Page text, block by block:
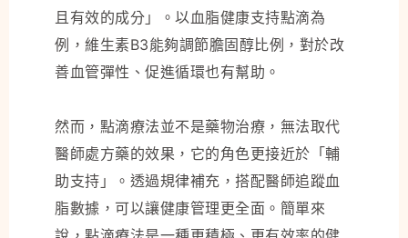
且有效的成分」。以血脂健康支持點滴為
例，維生素B3能夠調節膽固醇比例，對於改
善血管彈性、促進循環也有幫助。
然而，點滴療法並不是藥物治療，無法取代
醫師處方藥的效果，它的角色更接近於「輔
助支持」。透過規律補充，搭配醫師追蹤血
脂數據，可以讓健康管理更全面。簡單來